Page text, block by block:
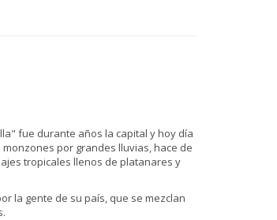
fue durante años la capital y hoy día
por grandes lluvias, hace de
tropicales llenos de platanares y
la gente de su país, que se mezclan